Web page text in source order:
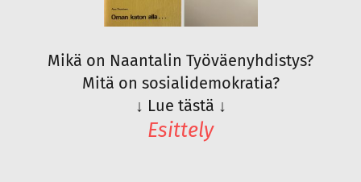
Mikä on Naantalin Työväenyhdistys?
Mitä on sosialidemokratia?
↓ Lue tästä ↓
Esittely